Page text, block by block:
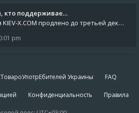
кто поддерживае…
Доменное имя KIEV-X.COM продлено до третьей декады августа 2027 года! Спасибо всем анонимным пользователям, которые по
pm
Украины FAQ
Конфиденциальность Правила